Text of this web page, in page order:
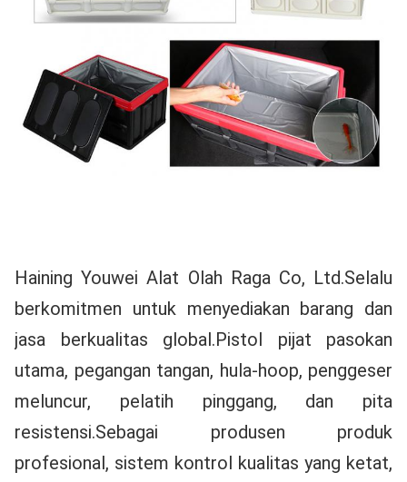
Haining Youwei Alat Olah Raga Co, Ltd.Selalu
berkomitmen untuk menyediakan barang dan
jasa berkualitas global.Pistol pijat pasokan
utama, pegangan tangan, hula-hoop, penggeser
meluncur, pelatih pinggang, dan pita
resistensi.Sebagai produsen produk
profesional, sistem kontrol kualitas yang ketat,